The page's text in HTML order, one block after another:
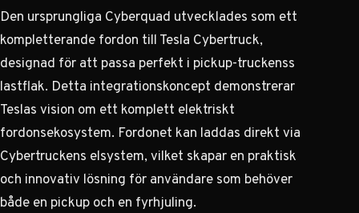
Den ursprungliga Cyberquad utvecklades som ett
kompletterande fordon till Tesla Cybertruck,
designad för att passa perfekt i pickup-truckenss
lastflak. Detta integrationskoncept demonstrerar
Teslas vision om ett komplett elektriskt
fordonsekosystem. Fordonet kan laddas direkt via
Cybertruckens elsystem, vilket skapar en praktisk
och innovativ lösning för användare som behöver
både en pickup och en fyrhjuling.